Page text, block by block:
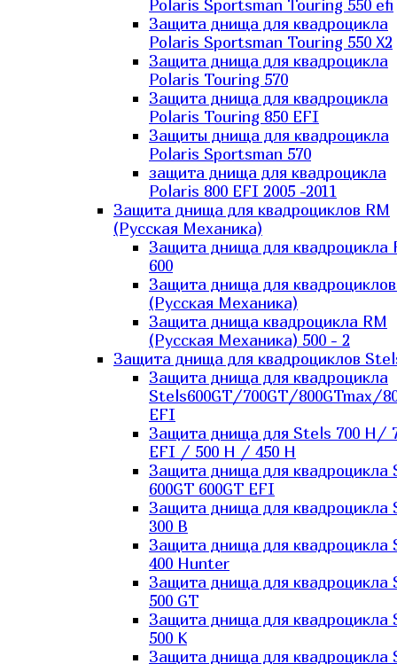
Polaris Sportsman Touring 550 efi
Защита днища для квадроцикла
Polaris Sportsman Touring 550 X2
Защита днища для квадроцикла
Polaris Touring 570
Защита днища для квадроцикла
Polaris Touring 850 EFI
Защиты днища для квадроцикла
Polaris Sportsman 570
защита днища для квадроцикла
Polaris 800 EFI 2005 -2011
Защита днища для квадроциклов RM
(Русская Механика)
Защита днища для квадроцикла
600
Защита днища для
(Русская Механика)
Защита днища квадроцикла RM
(Русская Механика) 500 - 2
Защита днища для квадроциклов
Защита днища для квадроцикла
Stels600GT/700GT/800GTmax/
EFI
Защита днища для Stels 700 H/
EFI / 500 H / 450 H
Защита днища для квадроцикла
600GT 600GT EFI
Защита днища для квадроцикла
300 B
Защита днища для квадроцикла
400 Hunter
Защита днища для квадроцикла
500 GT
Защита днища для квадроцикла
500 K
Защита днища для квадроцикла